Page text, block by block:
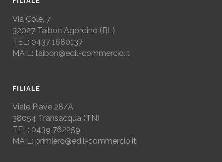
Via Cole, 7
32027 Taibon Agordino (BL)
TEL: 0437 1680137
MAIL: taibon@edil-commercio.it
FILIALE
Viale Piave 28/A
38054 Transacqua (TN)
TEL: 0439 762259
MAIL: primiero@edil-commercio.it